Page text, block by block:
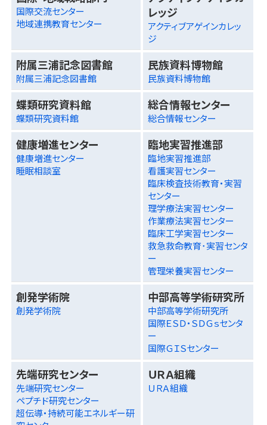
国際交流センター
地域連携教育センター
レッジ
アクティブアゲインカレッ
ジ
附属三浦記念図書館
附属三浦記念図書館
民族資料博物館
民族資料博物館
蝶類研究資料館
蝶類研究資料館
総合情報センター
総合情報センター
健康増進センター
健康増進センター
睡眠相談室
臨地実習推進部
臨地実習推進部
看護実習センター
臨床検査技術教育・実習
センター
理学療法実習センター
作業療法実習センター
臨床工学実習センター
救急救命教育･実習センタ
ー
管理栄養実習センター
創発学術院
創発学術院
中部高等学術研究所
中部高等学術研究所
国際ＥＳＤ・ＳＤＧｓセンタ
ー
国際ＧＩＳセンター
先端研究センター
先端研究センター
ペプチド研究センター
超伝導・持続可能エネルギー研
ＵＲＡ組織
ＵＲＡ組織